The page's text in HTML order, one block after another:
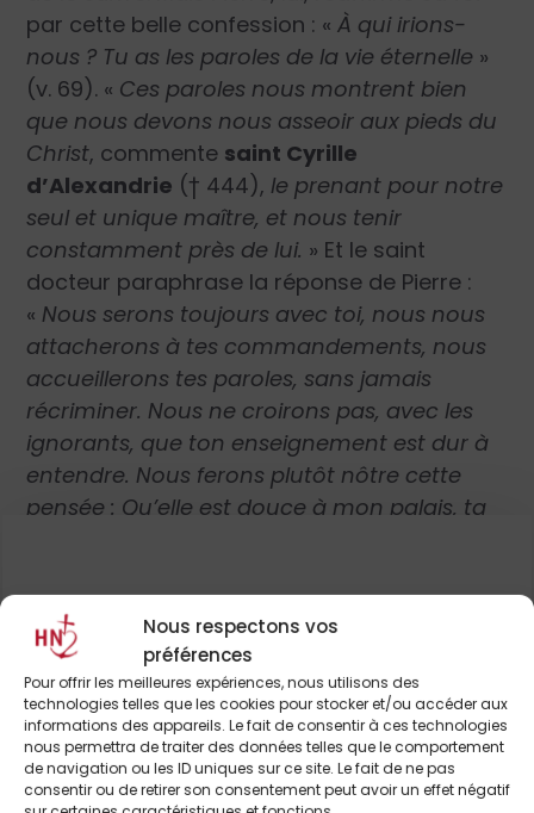
Nous respectons vos
préférences
Pour offrir les meilleures expériences, nous utilisons des
technologies telles que les cookies pour stocker et/ou accéder aux
informations des appareils. Le fait de consentir à ces technologies
nous permettra de traiter des données telles que le comportement
de navigation ou les ID uniques sur ce site. Le fait de ne pas
consentir ou de retirer son consentement peut avoir un effet négatif
par cette belle confession : «À qui irions-
nous ? Tu as les paroles de la vie éternelle »
(v. 69). « Ces paroles nous montrent bien
que nous devons nous asseoir aux pieds du
Christ, commente saint Cyrille
d’Alexandrie († 444), le prenant pour notre
seul et unique maître, et nous tenir
constamment près de lui. » Et le saint
docteur paraphrase la réponse de Pierre :
« Nous serons toujours avec toi, nous nous
attacherons à tes commandements, nous
accueillerons tes paroles, sans jamais
récriminer. Nous ne croirons pas, avec les
ignorants, que ton enseignement est dur à
entendre. Nous ferons plutôt nôtre cette
pensée : Qu’elle est douce à mon palais, ta
« Notre bien, c’est le Royaume
de Dieu et sa justice. »
«Nul ne peut servir deux maîtres (…). Vous
Pour continuer à lire cet
article
et de nombreux autres
ABONNEZ-VOUS DÈS À